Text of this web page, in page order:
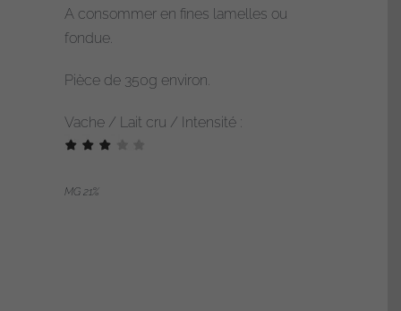
A consommer en fines lamelles ou
fondue.
Pièce de 350g environ.
Vache / Lait cru / Intensité :
MG 21%